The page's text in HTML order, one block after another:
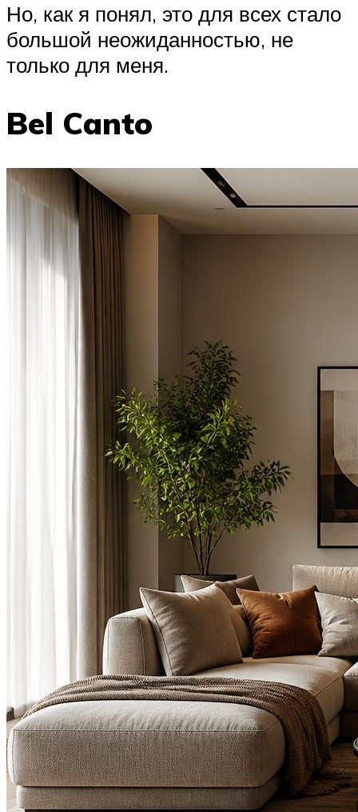
Но, как я понял, это для всех стало
большой неожиданностью, не
только для меня.
Bel Canto